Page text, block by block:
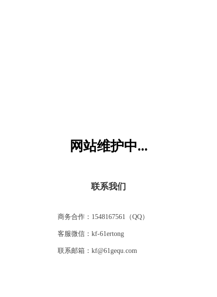
网站维护中...
联系我们
商务合作：1548167561（QQ）
客服微信：kf-61ertong
联系邮箱：kf@61gequ.com